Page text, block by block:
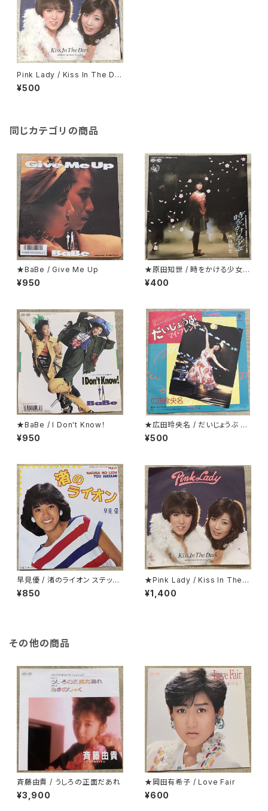
Pink Lady / Kiss In The Dar
k US盤 クリーム色歌詞カード
¥500
同じカテゴリの商品
★BaBe / Give Me Up
¥950
★原田知世 / 時をかける少女
見開くとカラー・ピンナップにな
っているジャケ
¥400
★BaBe / I Don't Know！
¥950
★広田玲央名 / だいじょうぶ マ
イ・フレンド
¥500
早見優 / 渚のライオン ステッカ
ー・シート付
¥850
★Pink Lady / Kiss In The D
ark 折り返し歌詞カード付
¥1,400
その他の商品
斉藤由貴 / うしろの正面だあれ
¥3,900
★岡田有希子 / Love Fair
¥600